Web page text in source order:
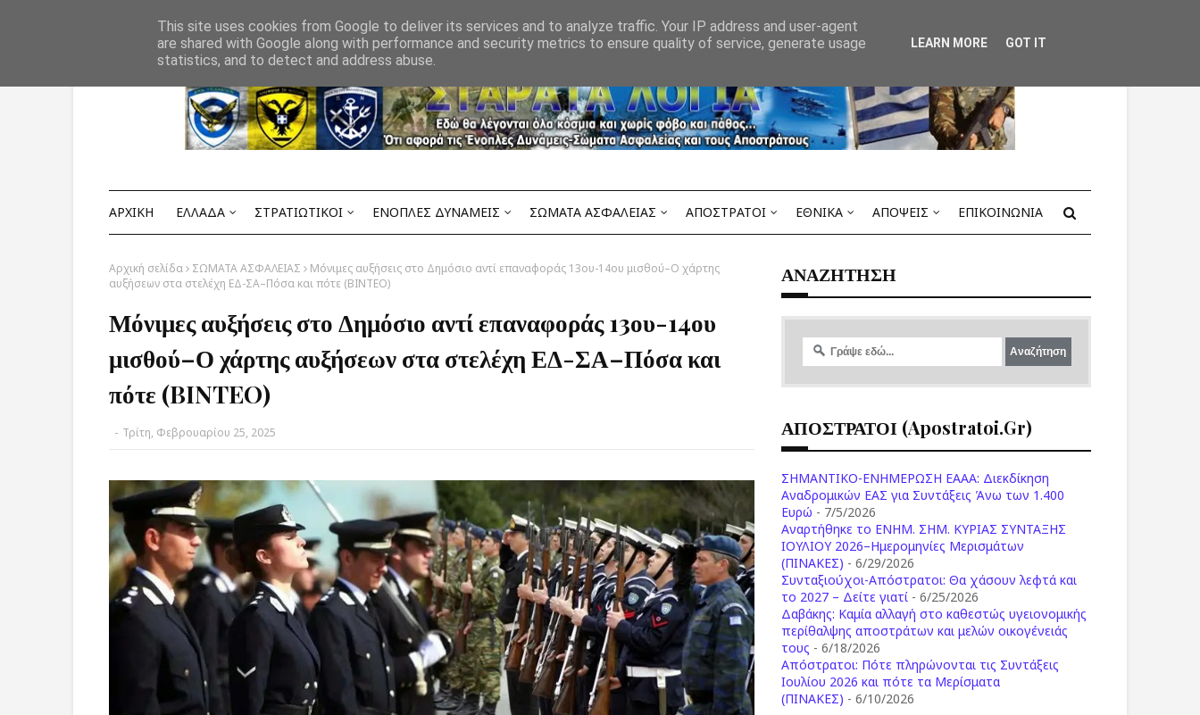
ΑΡΧΙΚΗ ΕΛΛΑΔΑ ΣΤΡΑΤΙΩΤΙΚΟΙ ΕΝΟΠΛΕΣ ΔΥΝΑΜΕΙΣ ΣΩΜΑΤΑ ΑΣΦΑΛΕΙΑΣ ΑΠΟΣΤΡΑΤΟΙ ΕΘΝΙΚΑ ΑΠΟΨΕΙΣ ΕΠΙΚΟΙΝΩΝΙΑ
Αρχική σελίδα ΣΩΜΑΤΑ ΑΣΦΑΛΕΙΑΣ
Μόνιμες αυξήσεις στο Δημόσιο αντί επαναφοράς 13ου-14ου μισθού–Ο χάρτης
αυξήσεων στα στελέχη ΕΔ-ΣΑ–Πόσα και πότε (BINTEO)
Μόνιμες αυξήσεις στο Δημόσιο αντί επαναφοράς 13ου-14ου
μισθού–Ο χάρτης αυξήσεων στα στελέχη ΕΔ-ΣΑ–Πόσα και
πότε (BINTEO)
- Τρίτη, Φεβρουαρίου 25, 2025
ΑΝΑΖΗΤΗΣΗ
ΑΠΟΣΤΡΑΤΟΙ (apostratoi.gr)
ΣΗΜΑΝΤΙΚΟ-ΕΝΗΜΕΡΩΣΗ ΕΑΑΑ: Διεκδίκηση
Αναδρομικών ΕΑΣ για Συντάξεις Άνω των 1.400
Ευρώ - 7/5/2026
Aναρτήθηκε το ENHM. ΣΗΜ. ΚΥΡΙΑΣ ΣΥΝΤΑΞΗΣ
ΙΟΥΛΙΟΥ 2026–Ημερομηνίες Μερισμάτων
(ΠΙΝΑΚΕΣ) - 6/29/2026
Συνταξιούχοι-Απόστρατοι: Θα χάσουν λεφτά και
το 2027 – Δείτε γιατί - 6/25/2026
Δαβάκης: Καμία αλλαγή στο καθεστώς υγειονομικής
περίθαλψης αποστράτων και μελών οικογένειάς
τους - 6/18/2026
Aπόστρατοι: Πότε πληρώνονται τις Συντάξεις
Ιουλίου 2026 και πότε τα Μερίσματα
(ΠΙΝΑΚΕΣ) - 6/10/2026
This site uses cookies from Google to deliver its services and to analyze traffic. Your IP address and user-agent
are shared with Google along with performance and security metrics to ensure quality of service, generate usage
statistics, and to detect and address abuse.
LEARN MORE GOT IT